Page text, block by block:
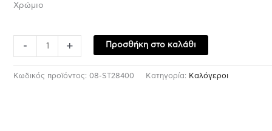
Χρώμιο
- + Προσθήκη στο καλάθι
Κωδικός προϊόντος:08-ST28400 Κατηγορία: Kαλόγεροι